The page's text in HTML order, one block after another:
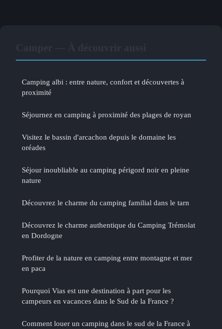
Camping albi : entre nature, confort et découvertes à
proximité
Séjournez en camping à proximité des plages de royan
Visitez le bassin d'arcachon depuis le domaine les
oréades
Séjour inoubliable au camping périgord noir en pleine
nature
Découvrez le charme du camping familial dans le tarn
Découvrez le charme authentique du Camping Trémolat
en Dordogne
Profiter de la nature en camping entre montagne et mer
en paca
Pourquoi Vias est une destination à part pour les
campeurs en vacances dans le Sud de la France ?
Comment louer un camping dans le sud de la France à